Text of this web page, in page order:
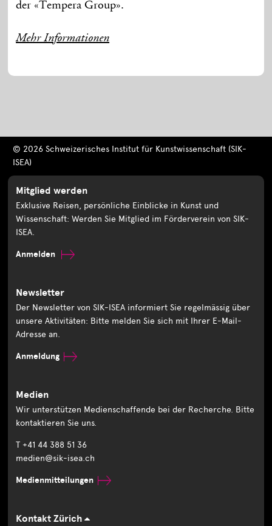
der «Tempera Group».
Mehr Informationen
© 2026 Schweizerisches Institut für Kunstwissenschaft (SIK-
ISEA)
Mitglied werden
Exklusive Reisen, persönliche Einblicke in Kunst und
Wissenschaft: Werden Sie Mitglied im Förderverein von SIK-
ISEA.
Anmelden
Newsletter
Der Newsletter von SIK-ISEA informiert Sie regelmässig über
unsere Aktivitäten: Bitte melden Sie sich mit Ihrer E-Mail-
Adresse an.
Anmeldung
Medien
Wir unterstützen Medienschaffende bei der Recherche. Bitte
kontaktieren Sie uns.
T +41 44 388 51 36
medien@sik-isea.ch
Medienmitteilungen
Kontakt Zürich